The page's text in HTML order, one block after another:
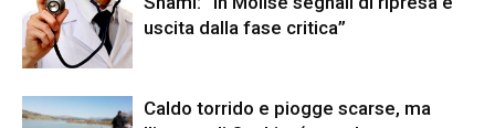
uscita dalla fase critica”
Caldo torrido e piogge scarse, ma